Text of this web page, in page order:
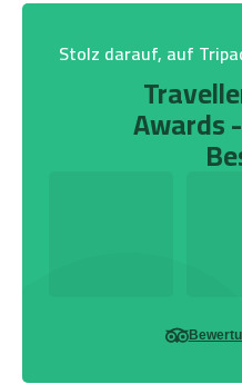
Stolz darauf, auf
Awards